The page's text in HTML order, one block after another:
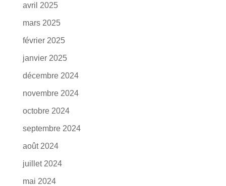
avril 2025
mars 2025
février 2025
janvier 2025
décembre 2024
novembre 2024
octobre 2024
septembre 2024
août 2024
juillet 2024
mai 2024